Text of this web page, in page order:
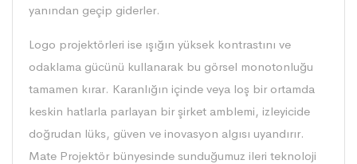
yanından geçip giderler.
Logo projektörleri ise ışığın yüksek kontrastını ve
odaklama gücünü kullanarak bu görsel monotonluğu
tamamen kırar. Karanlığın içinde veya loş bir ortamda
keskin hatlarla parlayan bir şirket amblemi, izleyicide
doğrudan lüks, güven ve inovasyon algısı uyandırır.
Mate Projektör bünyesinde sunduğumuz ileri teknoloji